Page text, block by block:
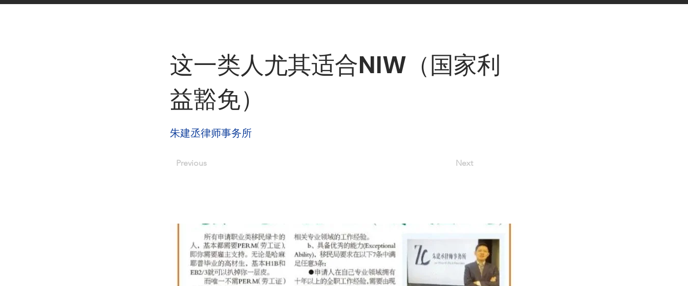
这一类人尤其适合NIW（国家利
益豁免）
朱建丞律师事务所
Previous Next